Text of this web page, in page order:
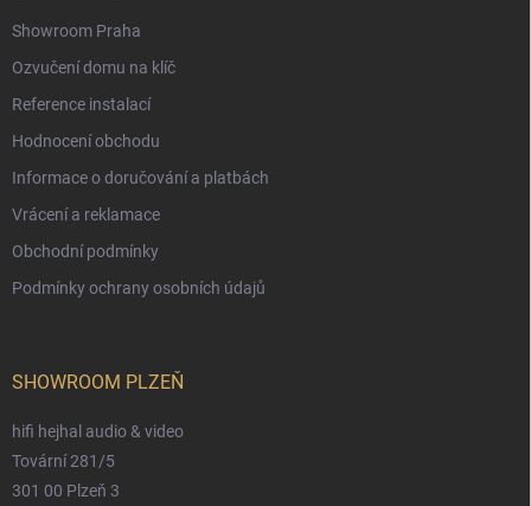
Showroom Praha
Ozvučení domu na klíč
Reference instalací
Hodnocení obchodu
Informace o doručování a platbách
Vrácení a reklamace
Obchodní podmínky
Podmínky ochrany osobních údajů
SHOWROOM PLZEŇ
hifi hejhal audio & video
Tovární 281/5
301 00 Plzeň 3